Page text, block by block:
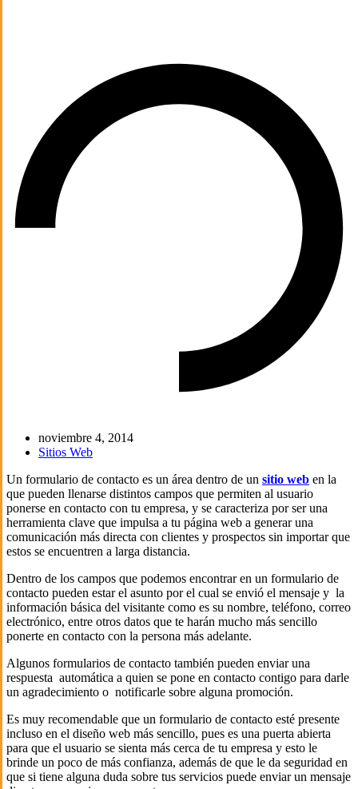
noviembre 4, 2014
Sitios Web
Un formulario de contacto es un área dentro de un sitio web en la
que pueden llenarse distintos campos que permiten al usuario
ponerse en contacto con tu empresa, y se caracteriza por ser una
herramienta clave que impulsa a tu página web a generar una
comunicación más directa con clientes y prospectos sin importar que
estos se encuentren a larga distancia.
Dentro de los campos que podemos encontrar en un formulario de
contacto pueden estar el asunto por el cual se envió el mensaje y la
información básica del visitante como es su nombre, teléfono, correo
electrónico, entre otros datos que te harán mucho más sencillo
ponerte en contacto con la persona más adelante.
Algunos formularios de contacto también pueden enviar una
respuesta automática a quien se pone en contacto contigo para darle
un agradecimiento o notificarle sobre alguna promoción.
Es muy recomendable que un formulario de contacto esté presente
incluso en el diseño web más sencillo, pues es una puerta abierta
para que el usuario se sienta más cerca de tu empresa y esto le
brinde un poco de más confianza, además de que le da seguridad en
que si tiene alguna duda sobre tus servicios puede enviar un mensaje